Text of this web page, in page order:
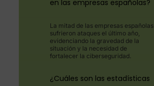
en las empresas españolas?
La mitad de las empresas españolas
sufrieron ataques el último año,
evidenciando la gravedad de la
situación y la necesidad de
fortalecer la ciberseguridad.
¿Cuáles son las estadísticas